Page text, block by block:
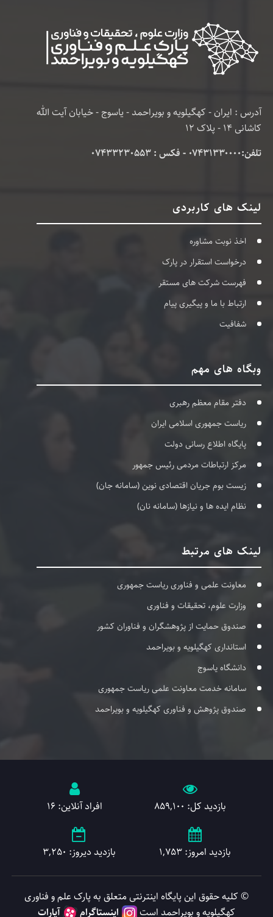
آدرس : ایران - کهگیلویه و بویراحمد - یاسوج - خیابان آیت الله
کاشانی 14 - پلاک 12
تلفن:۰۷۴۳۱۳۳۰۰۰۰ - فکس : 07433230553
لینک های کاربردی
اخذ نوبت مشاوره
درخواست استقرار در پارک
فهرست شرکت های مستقر
ارتباط با ما و پیگیری پیام
شفافیت
وبگاه های مهم
دفتر مقام معظم رهبری
ریاست جمهوری اسلامی ایران
پایگاه اطلاع رسانی دولت
مرکز ارتباطات مردمی رئیس جمهور
زیست بوم جریان اقتصادی نوین (سامانه جان)
نظام ایده ها و نیازها (سامانه نان)
لینک های مرتبط
معاونت علمی و فناوری ریاست جمهوری
وزارت علوم، تحقیقات و فناوری
صندوق حمایت از پژوهشگران و فناوران کشور
استانداری کهگیلویه و بویراحمد
دانشگاه یاسوج
سامانه خدمت معاونت علمی ریاست جمهوری
صندوق پژوهش و فناوری کهگیلویه و بویراحمد
بازدید کل: 859,100 افراد آنلاین: 16
بازدید امروز: 1,753 بازدید دیروز: 3,250
© کلیه حقوق این پایگاه اینترنتی متعلق به پارک علم و فناوری
کهگیلویه و بویراحمد است
اینستاگرام آپارات